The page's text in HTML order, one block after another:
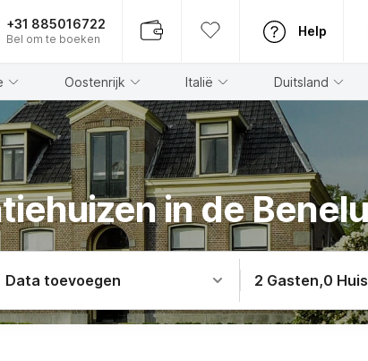
+31 885016722
Bel om te boeken
Help
Oostenrijk Italië Duitsland
in de
Data toevoegen 2 Gasten,0